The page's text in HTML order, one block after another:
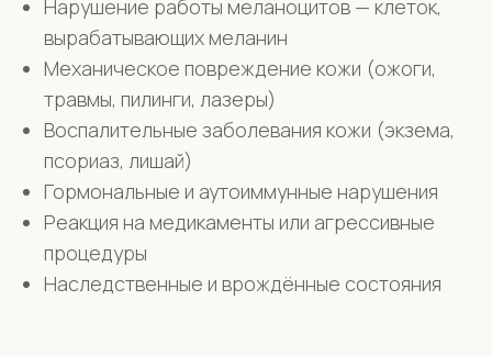
Нарушение работы меланоцитов — клеток,
вырабатывающих меланин
Механическое повреждение кожи (ожоги,
травмы, пилинги, лазеры)
Воспалительные заболевания кожи (экзема,
псориаз, лишай)
Гормональные и аутоиммунные нарушения
Реакция на медикаменты или агрессивные
процедуры
Наследственные и врождённые состояния